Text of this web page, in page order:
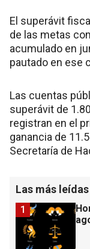
El superávit
de las metas
acumulado en
pautado en ese
Las cuentas
superávit de
registran en el
ganancia de
Secretaría de
Las más leídas
1